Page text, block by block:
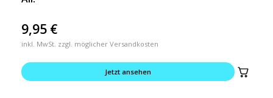
9,95 €
inkl. MwSt. zzgl. möglicher Versandkosten
Jetzt ansehen